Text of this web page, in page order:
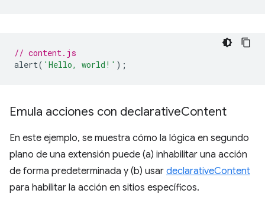
// content.js
alert( 'Hello, world!' );
Emula acciones con declarativeContent
En este ejemplo, se muestra cómo la lógica en segundo
plano de una extensión puede (a) inhabilitar una acción
de forma predeterminada y (b) usar declarativeContent
para habilitar la acción en sitios específicos.